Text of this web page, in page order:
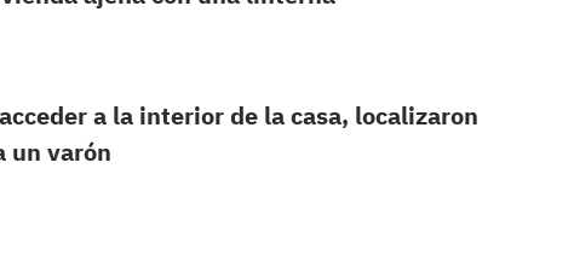
a la interior de la casa, localizaron
un varón